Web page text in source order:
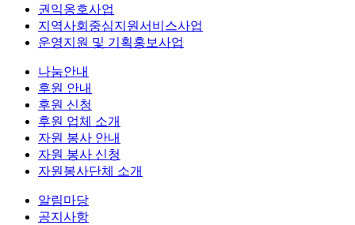
권익옹호사업
지역사회중심지원서비스사업
운영지원 및 기획홍보사업
나눔안내
후원 안내
후원 신청
후원 업체 소개
자원 봉사 안내
자원 봉사 신청
자원봉사단체 소개
알림마당
공지사항